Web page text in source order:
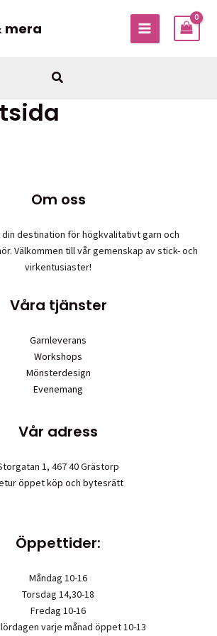
mera
MAIN
Sök
Om oss
din destination för högkvalitativt garn och
Välkommen till vår gemenskap av stick- och
virkentusiaster!
Våra tjänster
Garnleverans
Workshops
Mönsterdesign
Evenemang
Vår adress
1, 467 40 Grästorp
öppet köp och bytesrätt
Öppettider:
Måndag 10-16
Torsdag 14,30-18
Fredag 10-16
varje månad öppet 10-13